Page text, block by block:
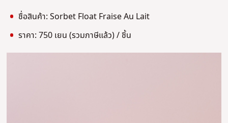
ชื่อสินค้า: Sorbet Float Fraise Au Lait
ราคา: 750 เยน (รวมภาษีแล้ว) / ชิ้น